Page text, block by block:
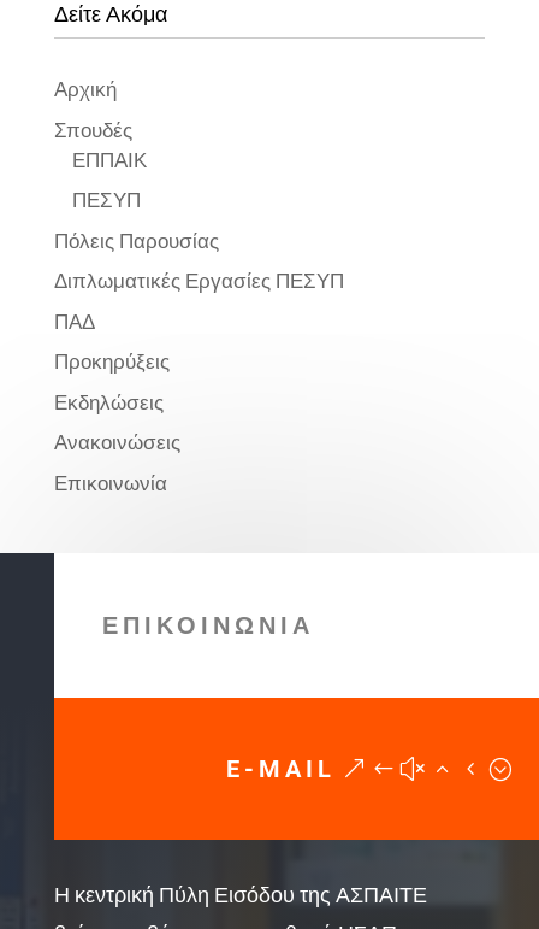
Δείτε Ακόμα
Αρχική
Σπουδές
ΕΠΠΑΙΚ
ΠΕΣΥΠ
Πόλεις Παρουσίας
Διπλωματικές Εργασίες ΠΕΣΥΠ
ΠΑΔ
Προκηρύξεις
Εκδηλώσεις
Ανακοινώσεις
Επικοινωνία
ΕΠΙΚΟΙΝΩΝΙΑ
E-MAIL
Η κεντρική Πύλη Εισόδου της ΑΣΠΑΙΤΕ